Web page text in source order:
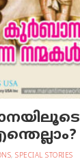
, SPECIAL STORIES